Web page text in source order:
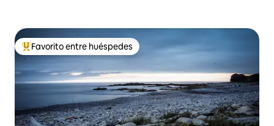
Favorito entre huéspedes preferido
Favorito entre huéspedes